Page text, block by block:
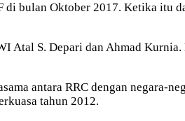
bulan Oktober 2017. Ketika itu
Atal S. Depari dan Ahmad
antara RRC dengan negara-
tahun 2012.